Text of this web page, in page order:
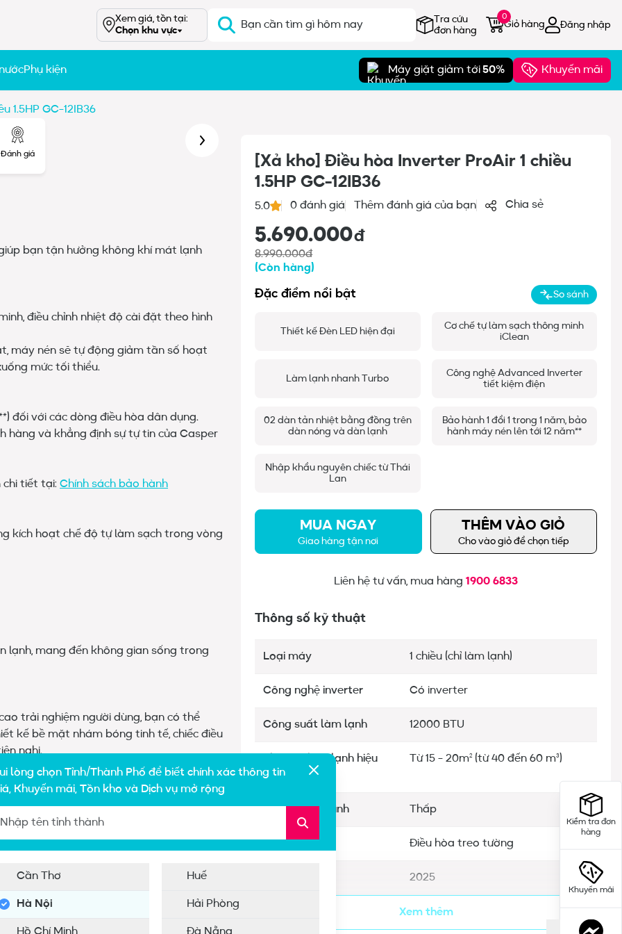
Xem giá, tồn tại:
Chọn khu vực
Tra cứu
đơn hàng
0
Giỏ hàng Đăng nhập
Phụ kiện Máy giặt giảm tới50% Khuyến mãi
Kiểm tra đơn
hàng
Khuyến mãi
1.5HP GC-12IB36
Đánh giá
bạn tận hưởng không khí mát lạnh
điều chỉnh nhiệt độ cài đặt theo hình
máy nén sẽ tự động giảm tần số hoạt
mức tối thiểu.
đối với các dòng điều hòa dân dụng.
hàng và khẳng định sự tự tin của Casper
chi tiết tại: Chính sách bảo hành
kích hoạt chế độ tự làm sạch trong vòng
lạnh, mang đến không gian sống trong
trải nghiệm người dùng, bạn có thể
kế bề mặt nhám bóng tinh tế, chiếc điều
nghi.
[Xả kho] Điều hòa Inverter ProAir 1 chiều
1.5HP GC-12IB36
5.0 0 đánh giá Thêm đánh giá của bạn Chia sẻ
5.690.000đ
8.990.000đ
(Còn hàng)
So sánh
Đặc điểm nổi bật
Thiết kế Đèn LED hiện đại
Cơ chế tự làm sạch thông minh
iClean
Làm lạnh nhanh Turbo
Công nghệ Advanced Inverter
tiết kiệm điện
02 dàn tản nhiệt bằng đồng trên
dàn nóng và dàn lạnh
Bảo hành 1 đổi 1 trong 1 năm, bảo
hành máy nén lên tới 12 năm**
Nhập khẩu nguyên chiếc từ Thái
Lan
MUA NGAY
Giao hàng tận nơi
THÊM VÀO GIỎ
Cho vào giỏ để chọn tiếp
Liên hệ tư vấn, mua hàng 1900 6833
Thông số kỹ thuật
Loại máy 1 chiều (chỉ làm lạnh)
Công nghệ inverter Có inverter
Công suất làm lạnh 12000 BTU
Phạm vi làm lạnh hiệu
quả
Từ 15 - 20m² (từ 40 đến 60 m³)
Độ ồn trung bình Thấp
Điều hòa treo tường
2025
12 năm
Xem thêm
lòng chọn Tỉnh/Thành Phố để biết chính xác thông tin
Khuyến mãi, Tồn kho và Dịch vụ mở rộng
Cần Thơ Huế
Hà Nội Hải Phòng